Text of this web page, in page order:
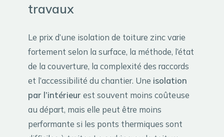
travaux
Le prix d’une isolation de toiture zinc varie
fortement selon la surface, la méthode, l’état
de la couverture, la complexité des raccords
et l’accessibilité du chantier. Une isolation
par l’intérieur est souvent moins coûteuse
au départ, mais elle peut être moins
performante si les ponts thermiques sont